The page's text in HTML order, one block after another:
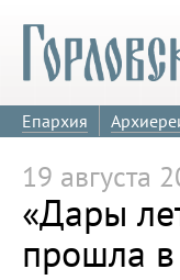
Епархия
19 августа
«Дары
прошла